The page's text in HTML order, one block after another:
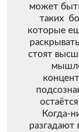
может
таких
которые
стоят
Когда-
разгадают